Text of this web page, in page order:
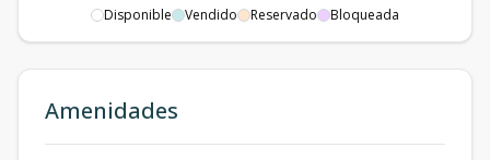
Disponible Vendido Reservado Bloqueada
Amenidades